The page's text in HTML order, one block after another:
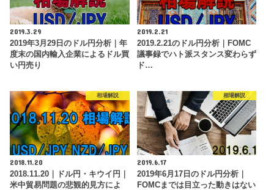
2019.3.29
2019年3月29日のドル円分析｜年
度末の国内輸入企業によるドル買
い円売り
2019.2.21
2019.2.21のドル円分析｜FOMC
議事録でハト派スタンス変わらず
ド…
相場解説
2018.11.20
2018.11.20｜ドル円・キウイ円｜
米中貿易問題の悲観的見方によ
相場解説
2019.6.17
2019年6月17日のドル円分析｜
FOMCまでは目立った動きはない